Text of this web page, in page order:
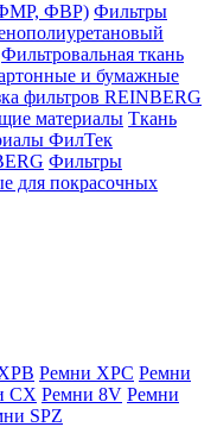
ФВР) Фильтры
Фильтровальная ткань
и бумажные
фильтров REINBERG
материалы Ткань
ФилТек
Фильтры
для покрасочных
Ремни XPC Ремни
CX Ремни 8V Ремни
SPZ